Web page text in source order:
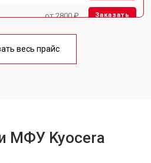
от 2800 ₽ Заказать
от 2500 ₽
весь прайс
МФУ Kyocera